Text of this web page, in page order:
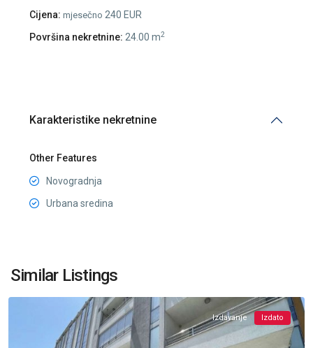
Cijena: mjesečno 240 EUR
Površina nekretnine: 24.00 m2
Karakteristike nekretnine
Other Features
Novogradnja
Urbana sredina
Similar Listings
Pobrežje
Podgorica
Izdavanje Izdato